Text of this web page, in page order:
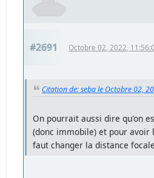
#2691 Octobre 02, 2022,
Citation de: seba le Octobre 02,
On pourrait aussi dire qu'on
(donc immobile) et pour avoir
faut changer la distance